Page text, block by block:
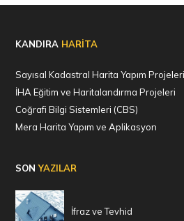
KANDIRA HARİTA
Sayısal Kadastral Harita Yapım Projeleri
İHA Eğitim ve Haritalandırma Projeleri
Coğrafi Bilgi Sistemleri (CBS)
Mera Harita Yapım ve Aplikasyon
SON YAZILAR
İfraz ve Tevhid